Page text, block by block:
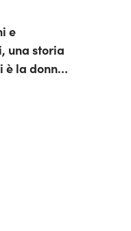
e
una storia
è la donna